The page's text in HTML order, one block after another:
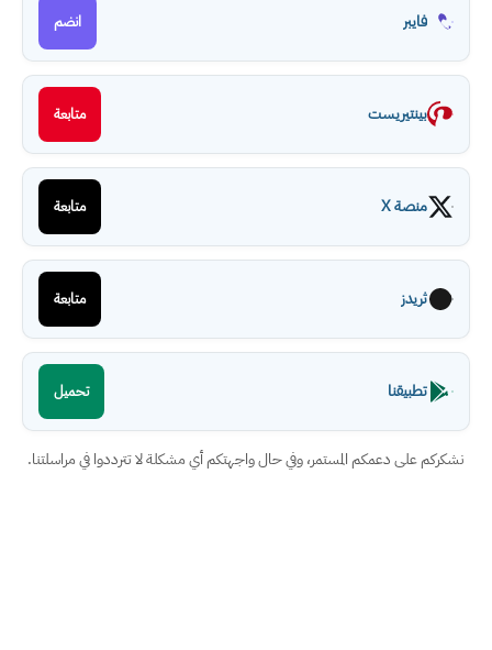
فايبر انضم
بينتيريست متابعة
منصة X متابعة
ثريدز متابعة
تطبيقنا تحميل
نشكركم على دعمكم المستمر، وفي حال واجهتكم أي مشكلة لا تترددوا في مراسلتنا.